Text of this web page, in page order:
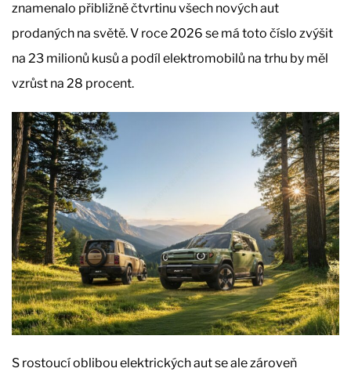
znamenalo přibližně čtvrtinu všech nových aut
prodaných na světě. V roce 2026 se má toto číslo zvýšit
na 23 milionů kusů a podíl elektromobilů na trhu by měl
vzrůst na 28 procent.
S rostoucí oblibou elektrických aut se ale zároveň